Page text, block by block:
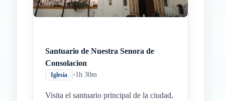
Santuario de Nuestra Senora de
Consolacion
Iglesia •1h 30m
Visita el santuario principal de la ciudad,